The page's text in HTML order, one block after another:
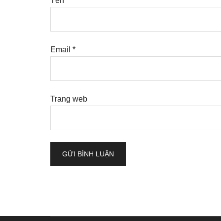
Email *
Trang web